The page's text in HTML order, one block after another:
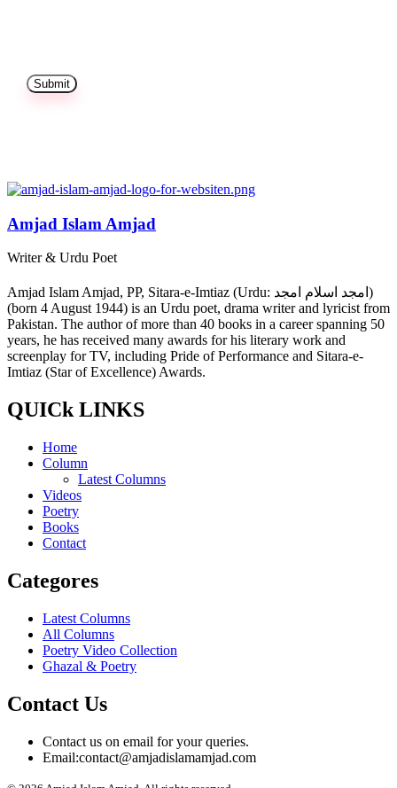
Amjad Islam Amjad
Writer & Urdu Poet
Amjad Islam Amjad, PP, Sitara-e-Imtiaz (Urdu: امجد اسلام امجد)
(born 4 August 1944) is an Urdu poet, drama writer and lyricist from
Pakistan. The author of more than 40 books in a career spanning 50
years, he has received many awards for his literary work and
screenplay for TV, including Pride of Performance and Sitara-e-
Imtiaz (Star of Excellence) Awards.
QUICk LINKS
Home
Column
Latest Columns
Videos
Poetry
Books
Contact
Categores
Latest Columns
All Columns
Poetry Video Collection
Ghazal & Poetry
Contact Us
Contact us on email for your queries.
Email:contact@amjadislamamjad.com